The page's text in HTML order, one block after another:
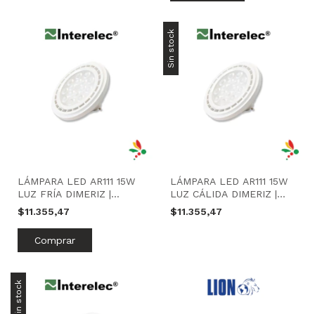
LÁMPARA LED AR111 15W
LUZ FRÍA DIMERIZ |
INTERELEC
$11.355,47
Sin stock
LÁMPARA LED AR111 15W
LUZ CÁLIDA DIMERIZ |
INTERELEC
$11.355,47
Sin stock